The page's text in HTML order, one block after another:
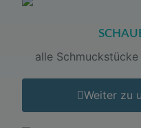
alle
Weiter zu